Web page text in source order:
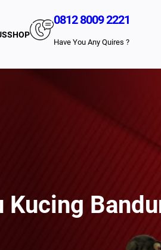
SHOP
0812 8009 2221
Have You Any Quires ?